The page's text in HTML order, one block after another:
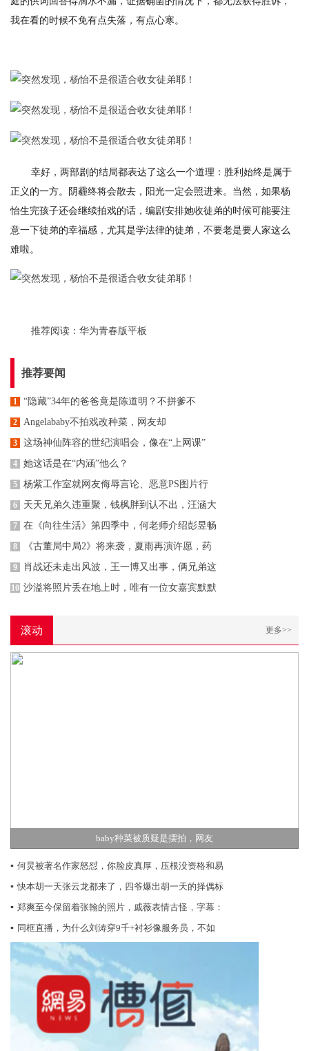
我在看的时候不免有点失落，有点心寒。
幸好，两部剧的结局都表达了这么一个道理：胜利始终是属于
正义的一方。阴霾终将会散去，阳光一定会照进来。当然，如果杨
怡生完孩子还会继续拍戏的话，编剧安排她收徒弟的时候可能要注
意一下徒弟的幸福感，尤其是学法律的徒弟，不要老是要人家这么
难啦。
推荐阅读： 华为青春版平板
推荐要闻
1 “隐藏”34年的爸爸竟是陈道明？不拼爹不
2 Angelababy不拍戏改种菜，网友却
3 这场神仙阵容的世纪演唱会，像在“上网课”
4 她这话是在“内涵”他么？
5 杨紫工作室就网友侮辱言论、恶意PS图片行
6 天天兄弟久违重聚，钱枫胖到认不出，汪涵大
7 在《向往生活》第四季中，何老师介绍彭昱畅
8 《古董局中局2》将来袭，夏雨再演许愿，药
9 肖战还未走出风波，王一博又出事，俩兄弟这
10 沙溢将照片丢在地上时，唯有一位女嘉宾默默
滚动 更多>>
baby种菜被质疑是摆拍，网友
▪ 何炅被著名作家怒怼，你脸皮真厚，压根没资格和易
▪ 快本胡一天张云龙都来了，四爷爆出胡一天的择偶标
▪ 郑爽至今保留着张翰的照片，戚薇表情古怪，字幕：
▪ 同框直播，为什么刘涛穿9千+衬衫像服务员，不如